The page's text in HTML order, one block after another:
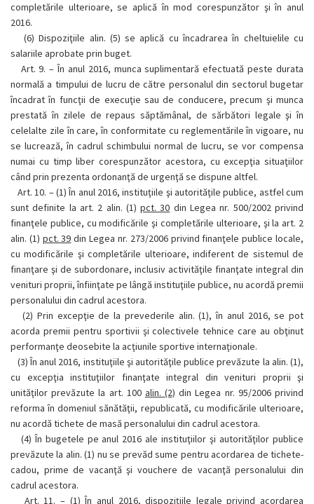
completările ulterioare, se aplică în mod corespunzător şi în anul
2016.
(6) Dispoziţiile alin. (5) se aplică cu încadrarea în cheltuielile cu
salariile aprobate prin buget.
Art. 9. – În anul 2016, munca suplimentară efectuată peste durata
normală a timpului de lucru de către personalul din sectorul bugetar
încadrat în funcţii de execuţie sau de conducere, precum şi munca
prestată în zilele de repaus săptămânal, de sărbători legale şi în
celelalte zile în care, în conformitate cu reglementările în vigoare, nu
se lucrează, în cadrul schimbului normal de lucru, se vor compensa
numai cu timp liber corespunzător acestora, cu excepţia situaţiilor
când prin prezenta ordonanţă de urgenţă se dispune altfel.
Art. 10. –(1)În anul 2016, instituţiile şi autorităţile publice, astfel cum
sunt definite la art. 2 alin. (1)pct. 30 din Legea nr. 500/2002 privind
finanţele publice, cu modificările şi completările ulterioare, şi la art. 2
alin. (1) pct. 39 din Legea nr. 273/2006 privind finanţele publice locale,
cu modificările şi completările ulterioare, indiferent de sistemul de
finanţare şi de subordonare, inclusiv activităţile finanţate integral din
venituri proprii, înfiinţate pe lângă instituţiile publice, nu acordă premii
personalului din cadrul acestora.
(2) Prin excepţie de la prevederile alin. (1), în anul 2016, se pot
acorda premii pentru sportivii şi colectivele tehnice care au obţinut
performanţe deosebite la acţiunile sportive internaţionale.
(3)În anul 2016, instituţiile şi autorităţile publice prevăzute la alin. (1),
cu excepţia instituţiilor finanţate integral din venituri proprii şi
unităţilor prevăzute la art. 100 alin. (2) din Legea nr. 95/2006 privind
reforma în domeniul sănătăţii, republicată, cu modificările ulterioare,
nu acordă tichete de masă personalului din cadrul acestora.
(4) În bugetele pe anul 2016 ale instituţiilor şi autorităţilor publice
prevăzute la alin. (1) nu se prevăd sume pentru acordarea de tichete-
cadou, prime de vacanţă şi vouchere de vacanţă personalului din
cadrul acestora.
Art. 11. – (1) În anul 2016, dispoziţiile legale privind acordarea